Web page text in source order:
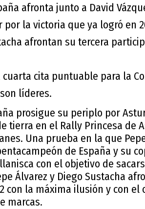
afronta junto a David
la victoria que ya logró en
afrontan su tercera
cita puntuable para la
líderes.
prosigue su periplo por
tierra en el Rally Princesa de
Una prueba en la que
de España y su
con el objetivo de
Álvarez y Diego Sustacha
con la máxima ilusión y con el
marcas.